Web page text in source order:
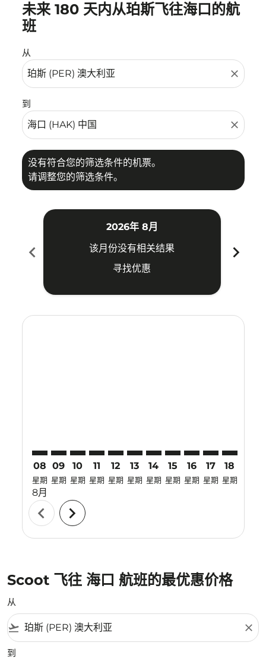
未来 180 天内从珀斯飞往海口的航
班
从
close
到
close
没有符合您的筛选条件的机票。
请调整您的筛选条件。
没有符合您的筛选条件的机票。请调整您的筛选条件。
chevron_left
2026年 8月
该月份没有相关结果
寻找优惠
chevron_right
08
星期
8月
09
星期
10
星期
11
星期
12
星期
13
星期
14
星期
15
星期
16
星期
17
星期
18
星期
chevron_left chevron_right
Scoot 飞往 海口 航班的最优惠价格
从
flight_takeoff close
到